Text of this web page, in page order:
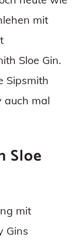
mit
Sloe Gin.
Sipsmith
auch mal
Sloe
mit
Gins